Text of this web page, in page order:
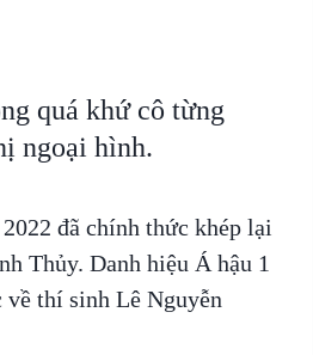
quá khứ cô từng
ngoại hình.
đã chính thức khép lại
Thủy. Danh hiệu Á hậu 1
thí sinh Lê Nguyễn